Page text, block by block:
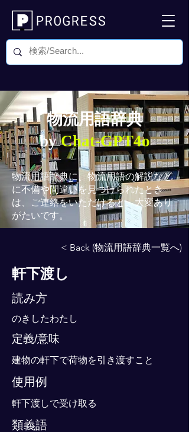
物流用語辞典
byChat-GPT4o
物流用語辞典に、物流用語の解説など
に不備や間違いを見つけられたとき
は、ご連絡をいただけると、大変あり
がたいです。
< Back (物流用語辞典一覧へ)
軒下渡し
読み方
のきしたわたし
定義/意味
建物の軒下で荷物を引き渡すこと
使用例
軒下渡しで受け取る
類義語